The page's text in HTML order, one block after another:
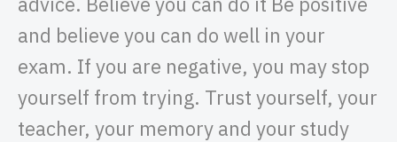
and believe you can do well in your
exam. If you are negative, you may stop
yourself from trying. Trust yourself, your
teacher, your memory and your study